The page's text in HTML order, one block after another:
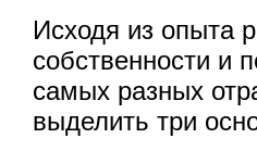
Исходя из опыта
собственности и
самых разных
выделить три